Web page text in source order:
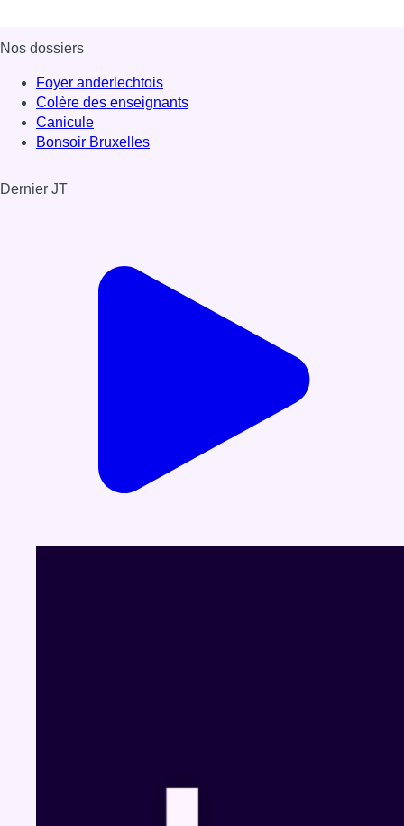
Nos dossiers
Foyer anderlechtois
Colère des enseignants
Canicule
Bonsoir Bruxelles
Dernier JT